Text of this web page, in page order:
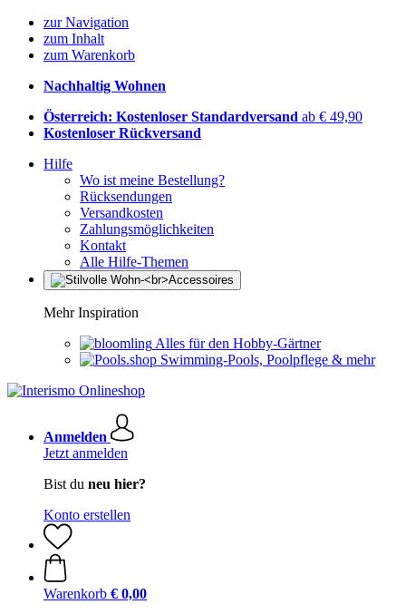
zur Navigation
zum Inhalt
zum Warenkorb
Nachhaltig Wohnen
Österreich: Kostenloser Standardversand ab € 49,90
Kostenloser Rückversand
Hilfe
Wo ist meine Bestellung?
Rücksendungen
Versandkosten
Zahlungsmöglichkeiten
Kontakt
Alle Hilfe-Themen
Mehr Inspiration
Alles für den Hobby-Gärtner
Swimming-Pools, Poolpflege & mehr
Anmelden
Jetzt anmelden
Bist du neu hier?
Konto erstellen
Warenkorb € 0,00